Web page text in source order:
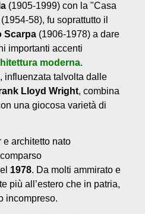
(1905-1999) con la "Casa
(1954-58), fu soprattutto il
Scarpa (1906-1978) a dare
importanti accenti
moderna.
influenzata talvolta dalle
Lloyd Wright, combina
una giocosa varietà di
e architetto nato
1978. Da molti ammirato e
più all’estero che in patria,
incompreso.